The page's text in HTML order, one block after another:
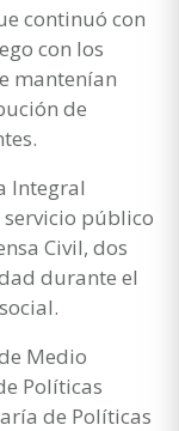
continuó con
con los
mantenían
de
Integral
servicio público
Civil, dos
durante el
Medio
Políticas
de Políticas